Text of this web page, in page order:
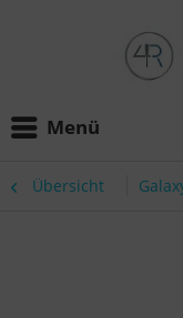
Menü
Übersicht